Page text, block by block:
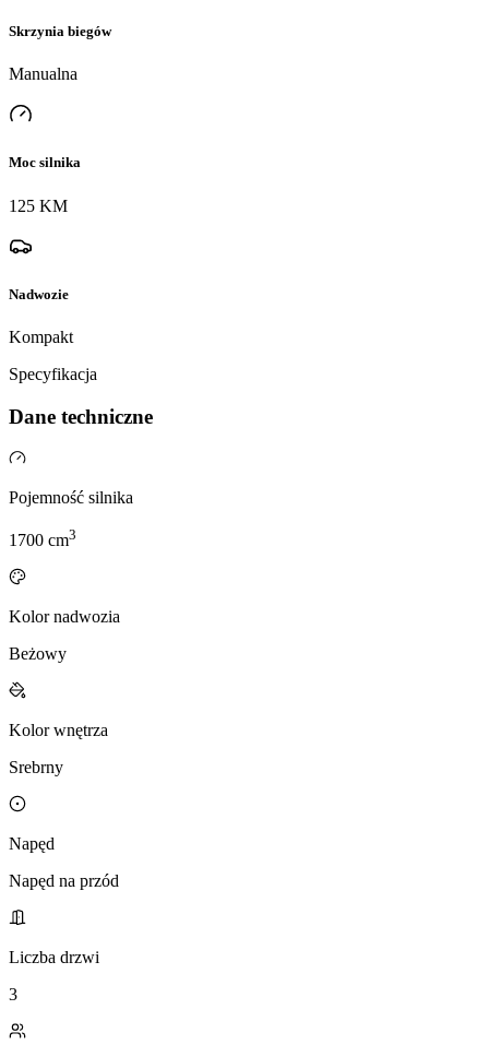
Skrzynia biegów
Manualna
Moc silnika
125 KM
Nadwozie
Kompakt
Specyfikacja
Dane techniczne
Pojemność silnika
1700 cm3
Kolor nadwozia
Beżowy
Kolor wnętrza
Srebrny
Napęd
Napęd na przód
Liczba drzwi
3